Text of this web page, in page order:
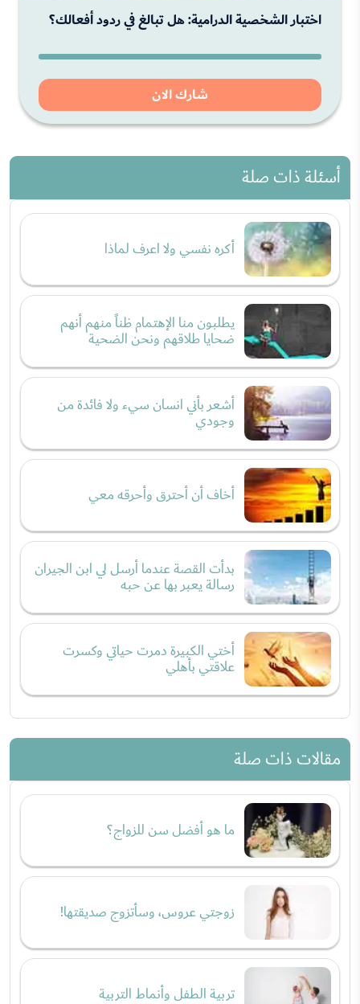
اختبار الشخصية الدرامية: هل تبالغ في ردود أفعالك؟
شارك الان
أسئلة ذات صلة
أكره نفسي ولا اعرف لماذا
يطلبون منا الإهتمام ظناً منهم أنهم
ضحايا طلاقهم ونحن الضحية
أشعر بأني انسان سيء ولا فائدة من
وجودي
أخاف أن أحترق وأحرقه معي
بدأت القصة عندما أرسل لي ابن الجيران
رسالة يعبر بها عن حبه
أختي الكبيرة دمرت حياتي وكسرت
علاقتي بأهلي
مقالات ذات صلة
ما هو أفضل سن للزواج؟
زوجتي عروس، وسأتزوج صديقتها!
تربية الطفل وأنماط التربية